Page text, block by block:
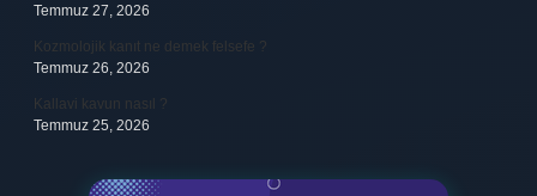
Temmuz 27, 2026
Kozmolojik kanıt ne demek felsefe ?
Temmuz 26, 2026
Kallavi kavun nasıl ?
Temmuz 25, 2026